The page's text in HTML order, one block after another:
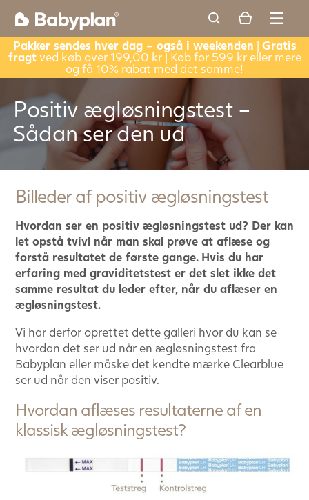
Pakker sendes hver dag – også i weekenden | Gratis
fragtved køb over 199,00 kr | Køb for 599 kr eller mere
og få 10% rabat med det samme!
Positiv ægløsningstest –
Sådan ser den ud
Billeder af positiv ægløsningstest
Hvordan ser en positiv ægløsningstest ud? Der kan
let opstå tvivl når man skal prøve at aflæse og
forstå resultatet de første gange. Hvis du har
erfaring med graviditetstest er det slet ikke det
samme resultat du leder efter, når du aflæser en
ægløsningstest.
Vi har derfor oprettet dette galleri hvor du kan se
hvordan det ser ud når en ægløsningstest fra
Babyplan eller måske det kendte mærke Clearblue
ser ud når den viser positiv.
Hvordan aflæses resultaterne af en
klassisk ægløsningstest?